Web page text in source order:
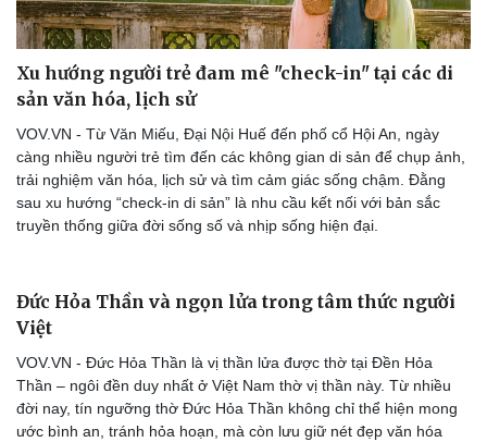
Xu hướng người trẻ đam mê "check-in" tại các di
sản văn hóa, lịch sử
VOV.VN - Từ Văn Miếu, Đại Nội Huế đến phố cổ Hội An, ngày
càng nhiều người trẻ tìm đến các không gian di sản để chụp ảnh,
trải nghiệm văn hóa, lịch sử và tìm cảm giác sống chậm. Đằng
sau xu hướng “check-in di sản” là nhu cầu kết nối với bản sắc
truyền thống giữa đời sống số và nhịp sống hiện đại.
Đức Hỏa Thần và ngọn lửa trong tâm thức người
Việt
VOV.VN - Đức Hỏa Thần là vị thần lửa được thờ tại Đền Hỏa
Thần – ngôi đền duy nhất ở Việt Nam thờ vị thần này. Từ nhiều
đời nay, tín ngưỡng thờ Đức Hỏa Thần không chỉ thể hiện mong
ước bình an, tránh hỏa hoạn, mà còn lưu giữ nét đẹp văn hóa